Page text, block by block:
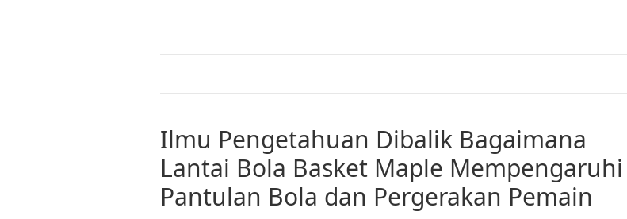
Ilmu Pengetahuan Dibalik Bagaimana
Lantai Bola Basket Maple Mempengaruhi
Pantulan Bola dan Pergerakan Pemain